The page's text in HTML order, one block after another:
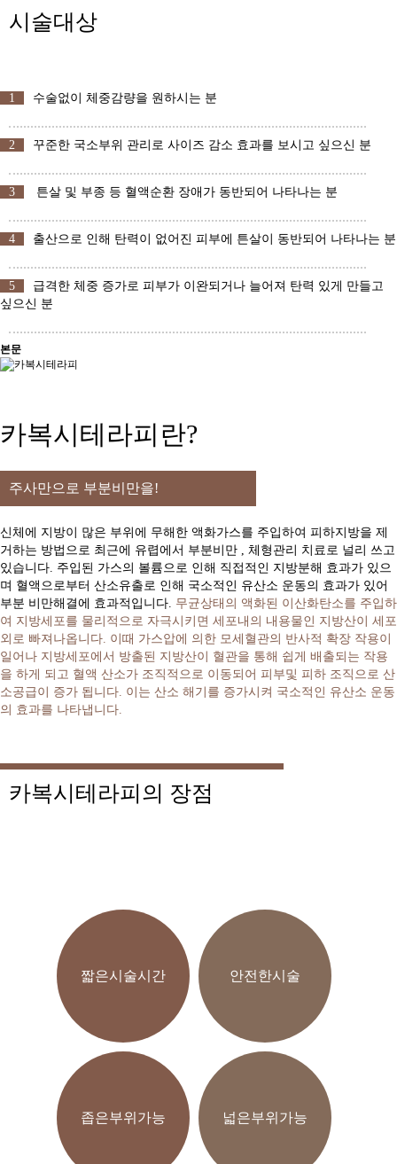
시술대상
1 수술없이 체중감량을 원하시는 분
2 꾸준한 국소부위 관리로 사이즈 감소 효과를 보시고 싶으신 분
3 튼살 및 부종 등 혈액순환 장애가 동반되어 나타나는 분
4 출산으로 인해 탄력이 없어진 피부에 튼살이 동반되어 나타나는 분
5
급격한 체중 증가로 피부가 이완되거나 늘어져 탄력 있게 만들고
싶으신 분
본문
카복시테라피란?
주사만으로 부분비만을!
신체에 지방이 많은 부위에 무해한 액화가스를 주입하여 피하지방을 제
거하는 방법으로 최근에 유렵에서 부분비만 , 체형관리 치료로 널리 쓰고
있습니다. 주입된 가스의 볼륨으로 인해 직접적인 지방분해 효과가 있으
며 혈액으로부터 산소유출로 인해 국소적인 유산소 운동의 효과가 있어
부분 비만해결에 효과적입니다. 무균상태의 액화된 이산화탄소를 주입하
여 지방세포를 물리적으로 자극시키면 세포내의 내용물인 지방산이 세포
외로 빠져나옵니다. 이때 가스압에 의한 모세혈관의 반사적 확장 작용이
일어나 지방세포에서 방출된 지방산이 혈관을 통해 쉽게 배출되는 작용
을 하게 되고 혈액 산소가 조직적으로 이동되어 피부및 피하 조직으로 산
소공급이 증가 됩니다. 이는 산소 해기를 증가시켜 국소적인 유산소 운동
의 효과를 나타냅니다.
카복시테라피의 장점
짧은시술시간 안전한시술
좁은부위가능 넓은부위가능